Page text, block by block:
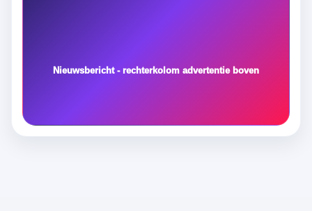
Nieuwsbericht - rechterkolom advertentie boven